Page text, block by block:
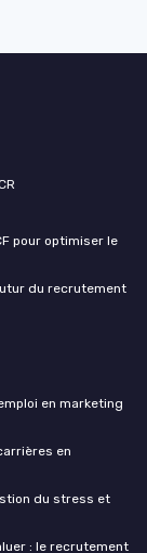
pour optimiser le
du recrutement
en marketing
en
du stress et
: le recrutement